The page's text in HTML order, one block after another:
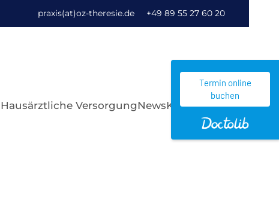
Termin online
buchen
praxis(at)oz-theresie.de +49 89 55 27 60 20
Hausärztliche VersorgungNewsKontakt